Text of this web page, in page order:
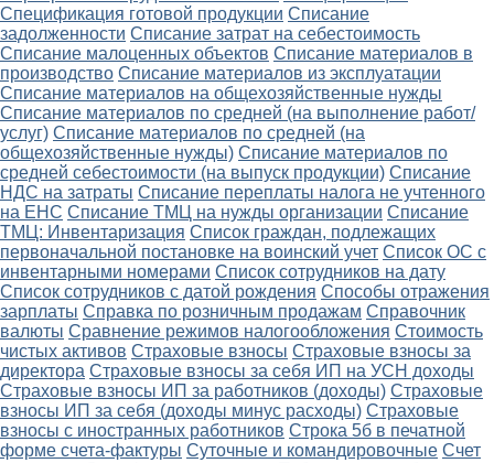
Спецификация готовой продукции Списание
задолженности Списание затрат на себестоимость
Списание малоценных объектов Списание материалов в
производство Списание материалов из эксплуатации
Списание материалов на общехозяйственные нужды
Списание материалов по средней (на выполнение работ/
услуг) Списание материалов по средней (на
общехозяйственные нужды) Списание материалов по
средней себестоимости (на выпуск продукции) Списание
НДС на затраты Списание переплаты налога не учтенного
на ЕНС Списание ТМЦ на нужды организации Списание
ТМЦ: Инвентаризация Список граждан, подлежащих
первоначальной постановке на воинский учет Список ОС с
инвентарными номерами Список сотрудников на дату
Список сотрудников с датой рождения Способы отражения
зарплаты Справка по розничным продажам Справочник
валюты Сравнение режимов налогообложения Стоимость
чистых активов Страховые взносы Страховые взносы за
директора Страховые взносы за себя ИП на УСН доходы
Страховые взносы ИП за работников (доходы) Страховые
взносы ИП за себя (доходы минус расходы) Страховые
взносы с иностранных работников Строка 5б в печатной
форме счета-фактуры Суточные и командировочные Счет